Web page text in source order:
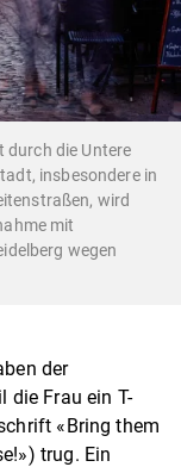
durch die Untere
insbesondere in
wird
mit
wegen
der
die Frau ein T-
«Bring them
trug. Ein